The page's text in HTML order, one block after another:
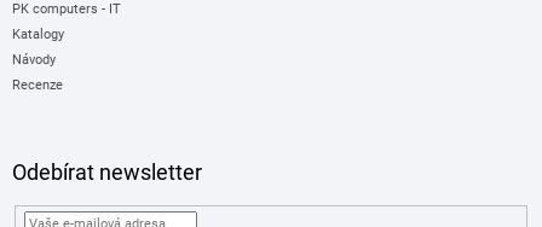
PK computers - IT
Katalogy
Návody
Recenze
Odebírat newsletter